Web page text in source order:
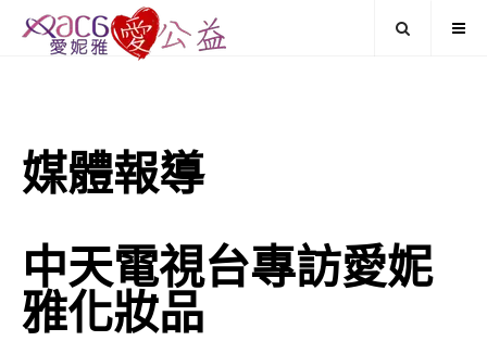
媒體報導
中天電視台專訪愛妮
雅化妝品